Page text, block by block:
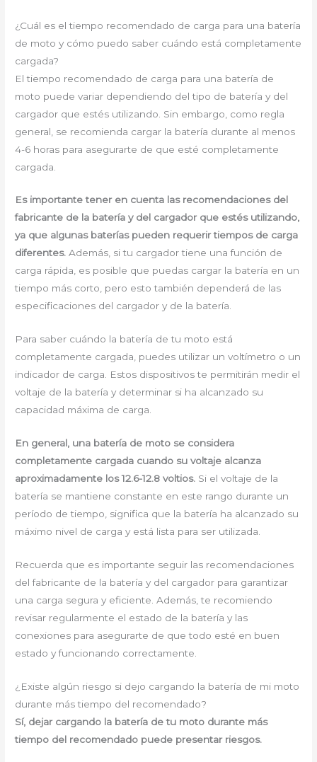
¿Cuál es el tiempo recomendado de carga para una batería
de moto y cómo puedo saber cuándo está completamente
cargada?
El tiempo recomendado de carga para una batería de
moto puede variar dependiendo del tipo de batería y del
cargador que estés utilizando. Sin embargo, como regla
general, se recomienda cargar la batería durante al menos
4-6 horas para asegurarte de que esté completamente
cargada.
Es importante tener en cuenta las recomendaciones del
fabricante de la batería y del cargador que estés utilizando,
ya que algunas baterías pueden requerir tiempos de carga
diferentes. Además, si tu cargador tiene una función de
carga rápida, es posible que puedas cargar la batería en un
tiempo más corto, pero esto también dependerá de las
especificaciones del cargador y de la batería.
Para saber cuándo la batería de tu moto está
completamente cargada, puedes utilizar un voltímetro o un
indicador de carga. Estos dispositivos te permitirán medir el
voltaje de la batería y determinar si ha alcanzado su
capacidad máxima de carga.
En general, una batería de moto se considera
completamente cargada cuando su voltaje alcanza
aproximadamente los 12.6-12.8 voltios. Si el voltaje de la
batería se mantiene constante en este rango durante un
período de tiempo, significa que la batería ha alcanzado su
máximo nivel de carga y está lista para ser utilizada.
Recuerda que es importante seguir las recomendaciones
del fabricante de la batería y del cargador para garantizar
una carga segura y eficiente. Además, te recomiendo
revisar regularmente el estado de la batería y las
conexiones para asegurarte de que todo esté en buen
estado y funcionando correctamente.
¿Existe algún riesgo si dejo cargando la batería de mi moto
durante más tiempo del recomendado?
Sí, dejar cargando la batería de tu moto durante más
tiempo del recomendado puede presentar riesgos.